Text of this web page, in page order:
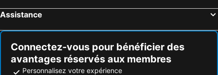
Assistance
Connectez-vous pour bénéficier des
avantages réservés aux membres
Personnalisez votre expérience